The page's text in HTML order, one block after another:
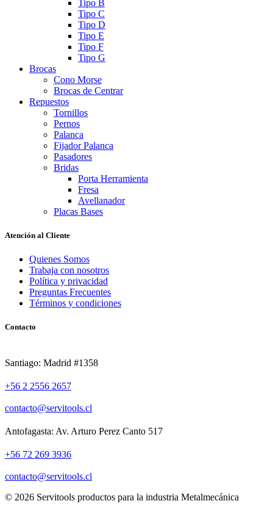
Tipo B
Tipo C
Tipo D
Tipo E
Tipo F
Tipo G
Brocas
Cono Morse
Brocas de Centrar
Repuestos
Tornillos
Pernos
Palanca
Fijador Palanca
Pasadores
Bridas
Porta Herramienta
Fresa
Avellanador
Placas Bases
Atención al Cliente
Quienes Somos
Trabaja con nosotros
Política y privacidad
Preguntas Frecuentes
Términos y condiciones
Contacto
Santiago: Madrid #1358
+56 2 2556 2657
contacto@servitools.cl
Antofagasta: Av. Arturo Perez Canto 517
+56 72 269 3936
contacto@servitools.cl
© 2026 Servitools productos para la industria Metalmecánica